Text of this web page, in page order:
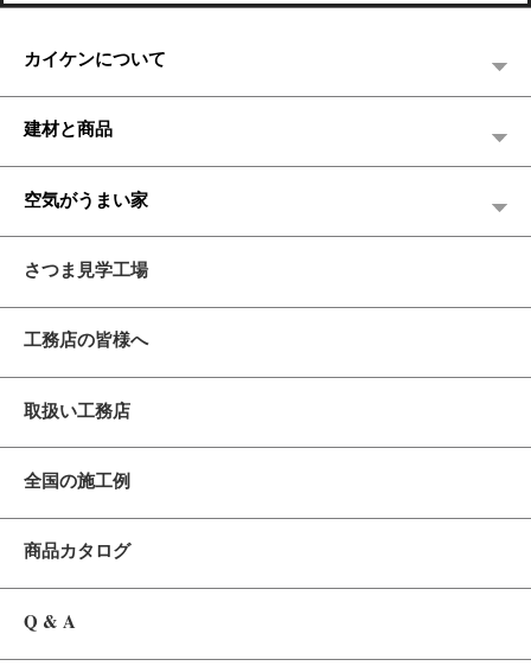
カイケンについて
建材と商品
空気がうまい家
さつま見学工場
工務店の皆様へ
取扱い工務店
全国の施工例
商品カタログ
Q & A